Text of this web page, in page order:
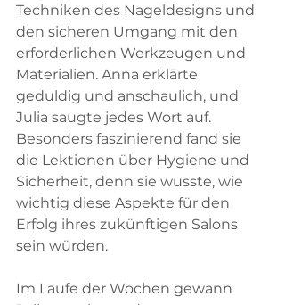
Techniken des Nageldesigns und
den sicheren Umgang mit den
erforderlichen Werkzeugen und
Materialien. Anna erklärte
geduldig und anschaulich, und
Julia saugte jedes Wort auf.
Besonders faszinierend fand sie
die Lektionen über Hygiene und
Sicherheit, denn sie wusste, wie
wichtig diese Aspekte für den
Erfolg ihres zukünftigen Salons
sein würden.
Im Laufe der Wochen gewann